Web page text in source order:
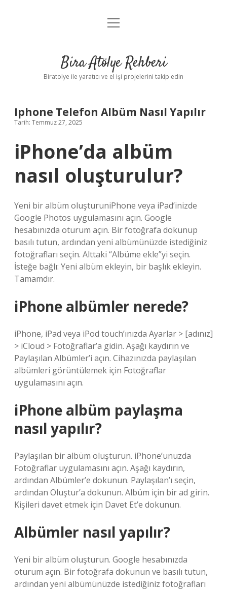
Anasayfa
Yasal Uyarı
menüyü
Bira Atölye Rehberi
Biratolye ile yaratıcı ve el işi projelerini takip edin
Iphone Telefon Albüm Nasıl Yapılır
Tarih: Temmuz 27, 2025
iPhone’da albüm
nasıl oluşturulur?
Yeni bir albüm oluşturuniPhone veya iPad’inizde
Google Photos uygulamasını açın. Google
hesabınızda oturum açın. Bir fotoğrafa dokunup
basılı tutun, ardından yeni albümünüzde istediğiniz
fotoğrafları seçin. Alttaki “Albüme ekle”yi seçin.
İsteğe bağlı: Yeni albüm ekleyin, bir başlık ekleyin.
Tamamdır.
iPhone albümler nerede?
iPhone, iPad veya iPod touch’ınızda Ayarlar > [adınız]
> iCloud > Fotoğraflar’a gidin. Aşağı kaydırın ve
Paylaşılan Albümler’i açın. Cihazınızda paylaşılan
albümleri görüntülemek için Fotoğraflar
uygulamasını açın.
iPhone albüm paylaşma
nasıl yapılır?
Paylaşılan bir albüm oluşturun. iPhone’unuzda
Fotoğraflar uygulamasını açın. Aşağı kaydırın,
ardından Albümler’e dokunun. Paylaşılan’ı seçin,
ardından Oluştur’a dokunun. Albüm için bir ad girin.
Kişileri davet etmek için Davet Et’e dokunun.
Albümler nasıl yapılır?
Yeni bir albüm oluşturun. Google hesabınızda
oturum açın. Bir fotoğrafa dokunun ve basılı tutun,
ardından yeni albümünüzde istediğiniz fotoğrafları